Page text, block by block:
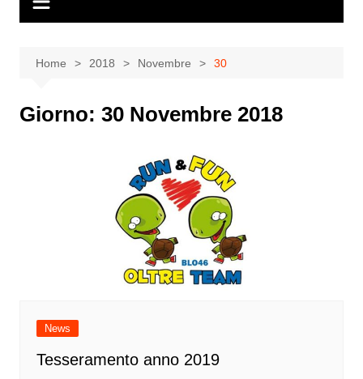
Home 2018 Novembre 30
Giorno: 30 Novembre 2018
News
Tesseramento anno 2019